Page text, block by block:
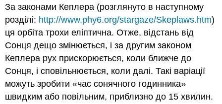
За законами Кеплера (розглянуто в наступному
розділі: http://www.phy6.org/stargaze/Skeplaws.htm)
ця орбіта трохи еліптична. Отже, відстань від
Сонця дещо змінюється, і за другим законом
Кеплера рух прискорюється, коли ближче до
Сонця, і сповільнюється, коли далі. Такі варіації
можуть зробити «час сонячного годинника»
швидким або повільним, приблизно до 15 хвилин.